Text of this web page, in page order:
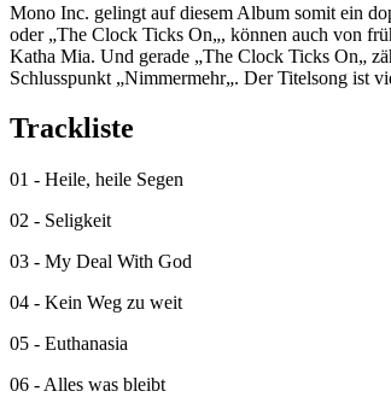
Mono Inc. gelingt auf diesem Album somit ein
oder „The Clock Ticks On„, können auch von
Katha Mia. Und gerade „The Clock Ticks On„
Schlusspunkt „Nimmermehr„. Der Titelsong ist
Trackliste
01 - Heile, heile Segen
02 - Seligkeit
03 - My Deal With God
04 - Kein Weg zu weit
05 - Euthanasia
06 - Alles was bleibt